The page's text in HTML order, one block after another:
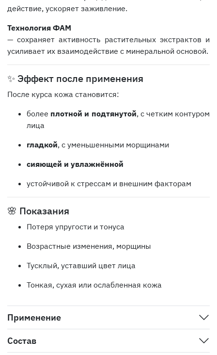
действие, ускоряет заживление.
Технология ФАМ
— сохраняет активность растительных экстрактов и
усиливает их взаимодействие с минеральной основой.
✨ Эффект после применения
После курса кожа становится:
более плотной и подтянутой, с четким контуром
лица
гладкой, с уменьшенными морщинами
сияющей и увлажнённой
устойчивой к стрессам и внешним факторам
🌸 Показания
Потеря упругости и тонуса
Возрастные изменения, морщины
Тусклый, уставший цвет лица
Тонкая, сухая или ослабленная кожа
Применение
Состав